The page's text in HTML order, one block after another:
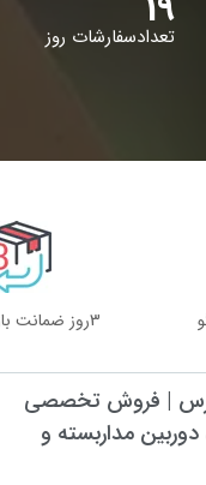
تعدادسفارشات روز
3روز ضمانت بازگشت کالا
پارس | فروش تخصصی
مداربسته و